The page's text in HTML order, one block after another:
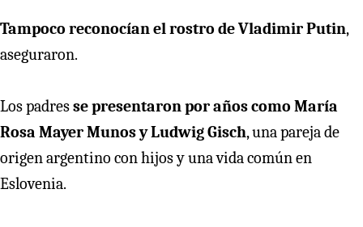
Tampoco reconocían el rostro de Vladimir Putin,
aseguraron.
Los padresse presentaron por años como María
Rosa Mayer Munos y Ludwig Gisch, una pareja de
origen argentino con hijos y una vida común en
Eslovenia.